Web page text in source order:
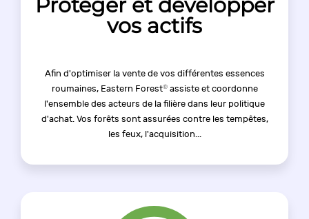
Protéger et développer
vos actifs
Afin d'optimiser la vente de vos différentes essences
roumaines, Eastern Forest®assiste et coordonne
l'ensemble des acteurs de la filière dans leur politique
d'achat. Vos forêts sont assurées contre les tempêtes,
les feux, l'acquisition...